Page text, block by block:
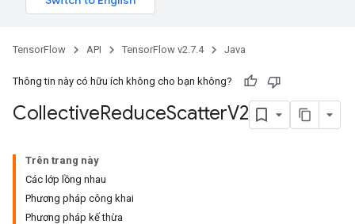
TensorFlow API TensorFlow v2.7.4 Java
Thông tin này có hữu ích không cho bạn không?
CollectiveReduceScatterV2
Trên trang này
Các lớp lồng nhau
Phương pháp công khai
Phương pháp kế thừa